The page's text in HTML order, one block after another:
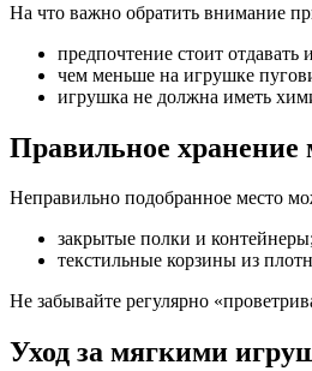
На что важно обратить внимание
предпочтение стоит
чем меньше на игрушке
игрушка не должна иметь
Правильное хранение
Неправильно подобранное место
закрытые полки и
текстильные корзины из
Не забывайте регулярно
Уход за мягкими